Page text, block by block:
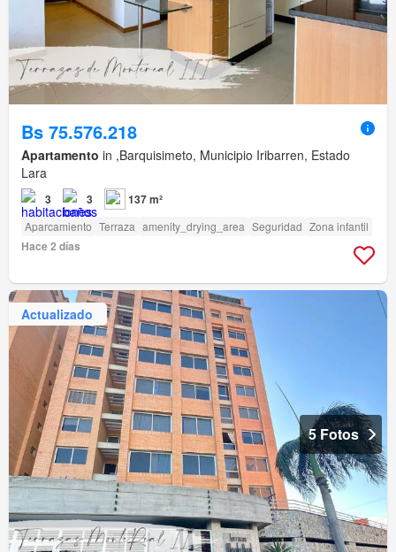
Bs 75.576.218
Apartamento in ,Barquisimeto, Municipio Iribarren, Estado
Lara
3 3 137 m²
Aparcamiento Terraza amenity_drying_area Seguridad Zona infantil
Hace 2 días
Actualizado
5 Fotos